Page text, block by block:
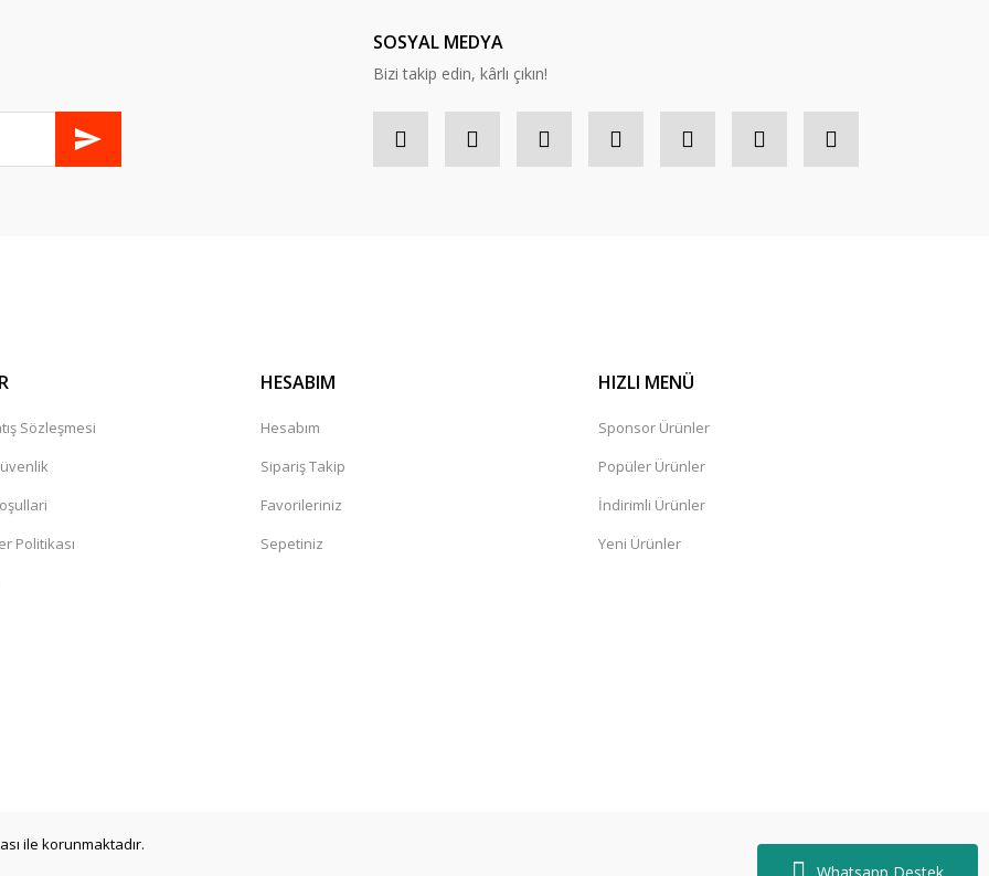
Whatsapp Destek
SOSYAL MEDYA
Bizi takip edin, kârlı çıkın!
Sözleşmesi
Politikası
HESABIM
Hesabım
Sipariş Takip
Favorileriniz
Sepetiniz
HIZLI MENÜ
Sponsor Ürünler
Popüler Ürünler
İndirimli Ürünler
Yeni Ürünler
ile korunmaktadır.